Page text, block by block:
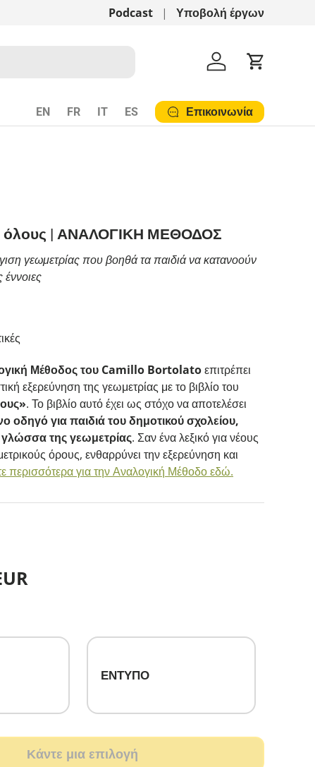
Αναλογική Μέθοδος Bortolato!
Podcast Υποβολή έργων
Λογαριασμός
Cart
EN FR IT ES Επικοινωνία
in gallery view
όλους | ΑΝΑΛΟΓΙΚΗ ΜΕΘΟΔΟΣ
γεωμετρίας που βοηθά τα παιδιά να κατανοούν
Μέθοδος του Camillo Bortolatoεπιτρέπει
εξερεύνηση της γεωμετρίας με το βιβλίο του
. Το βιβλίο αυτό έχει ως στόχο να αποτελέσει
οδηγό για παιδιά του δημοτικού σχολείου,
γλώσσα της γεωμετρίας. Σαν ένα λεξικό για νέους
όρους, ενθαρρύνει την εξερεύνηση και
περισσότερα για την Αναλογική Μέθοδο εδώ.
ΕΝΤΥΠΟ
Κάντε μια επιλογή